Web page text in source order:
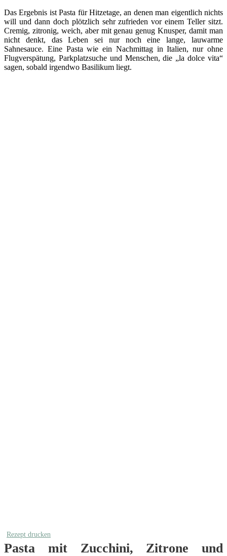
Das Ergebnis ist Pasta für Hitzetage, an denen man eigentlich nichts
will und dann doch plötzlich sehr zufrieden vor einem Teller sitzt.
Cremig, zitronig, weich, aber mit genau genug Knusper, damit man
nicht denkt, das Leben sei nur noch eine lange, lauwarme
Sahnesauce. Eine Pasta wie ein Nachmittag in Italien, nur ohne
Flugverspätung, Parkplatzsuche und Menschen, die „la dolce vita“
sagen, sobald irgendwo Basilikum liegt.
Rezept drucken
Pasta mit Zucchini, Zitrone und